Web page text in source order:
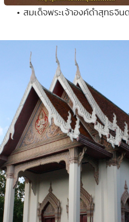
• สมเด็จพระเจ้าองค์ดำสุทธจิน